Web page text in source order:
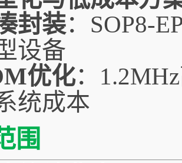
封装：SOP8-
设备
优化：
统成本
围